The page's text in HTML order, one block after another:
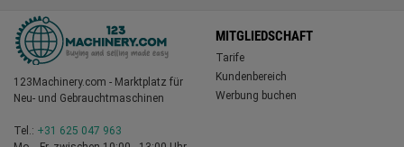
123Machinery.com - Marktplatz für
Neu- und Gebrauchtmaschinen
Tel.: +31 625 047 963
MITGLIEDSCHAFT
Tarife
Kundenbereich
Werbung buchen